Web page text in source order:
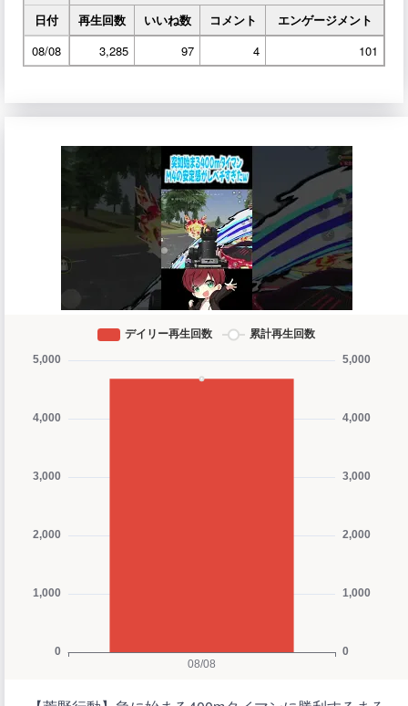
日付
再生回数 いいね数 コメント
エンゲージメント
08/08
3,285 97 4 101